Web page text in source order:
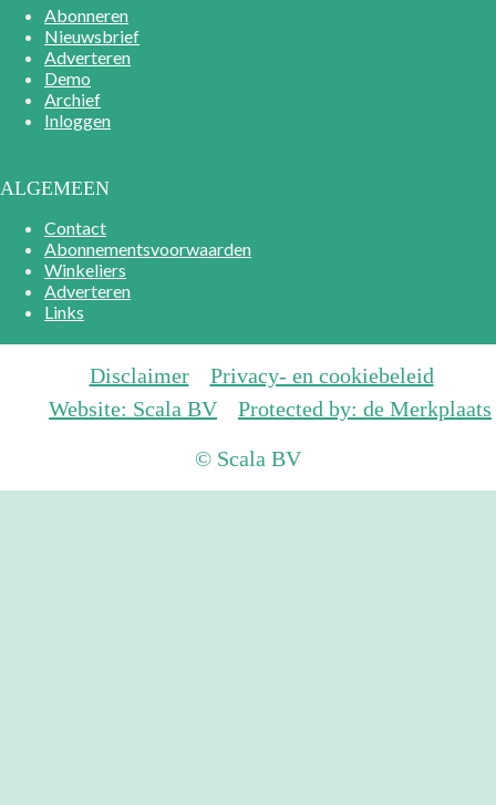
Abonneren
Nieuwsbrief
Adverteren
Demo
Archief
Inloggen
ALGEMEEN
Contact
Abonnementsvoorwaarden
Winkeliers
Adverteren
Links
Disclaimer
Privacy- en cookiebeleid
Website: Scala BV
Protected by: de Merkplaats
© Scala BV